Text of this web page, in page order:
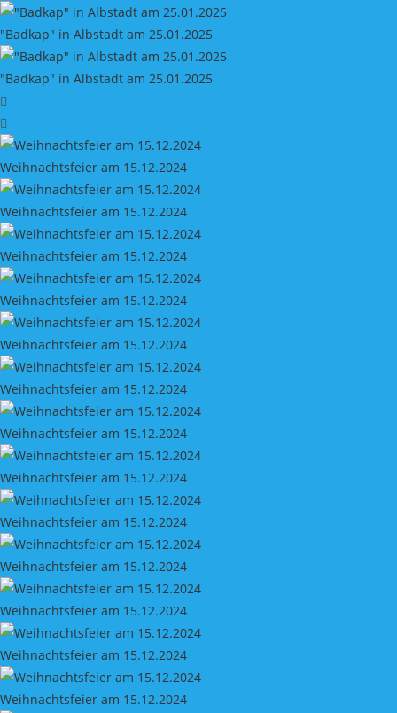
"Badkap" in Albstadt am 25.01.2025
"Badkap" in Albstadt am 25.01.2025
Weihnachtsfeier am 15.12.2024
Weihnachtsfeier am 15.12.2024
Weihnachtsfeier am 15.12.2024
Weihnachtsfeier am 15.12.2024
Weihnachtsfeier am 15.12.2024
Weihnachtsfeier am 15.12.2024
Weihnachtsfeier am 15.12.2024
Weihnachtsfeier am 15.12.2024
Weihnachtsfeier am 15.12.2024
Weihnachtsfeier am 15.12.2024
Weihnachtsfeier am 15.12.2024
Weihnachtsfeier am 15.12.2024
Weihnachtsfeier am 15.12.2024